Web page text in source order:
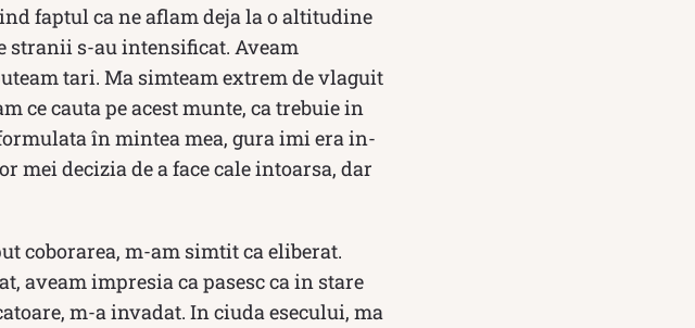
faptul ca ne aflam deja la o alti­tudine
stranii s-au intensificat. Aveam
tari. Ma simteam extrem de vlaguit
ce cauta pe acest munte, ca trebuie in
în mintea mea, gura imi era in­
mei decizia de a face cale intoarsa, dar
cobo­rarea, m-am simtit ca eliberat.
aveam impresia ca pasesc ca in stare
m-a invadat. In ciuda ese­cului, ma